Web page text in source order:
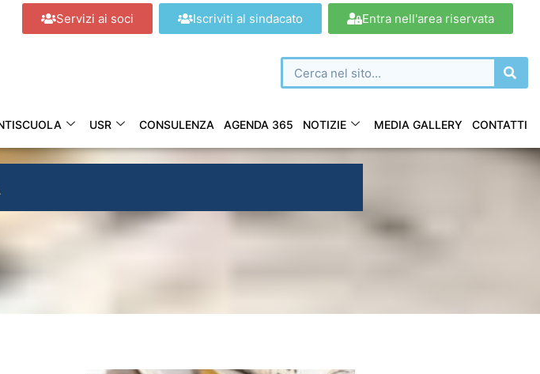
Servizi ai soci Iscriviti al sindacato Entra nell'area riservata
USR CONSULENZA AGENDA 365 NOTIZIE MEDIA GALLERY CONTATTI